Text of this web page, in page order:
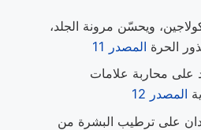
ويحسّن مرونة الجلد،
الحرة المصدر 11
على محاربة علامات
المصدر 12
على ترطيب البشرة من